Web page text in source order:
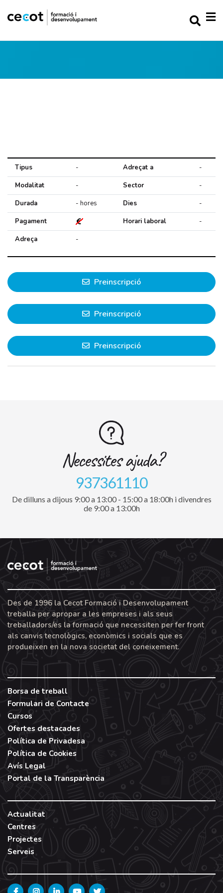
Tipus - Adreçat a
-
Modalitat
- Sector
-
Durada
- hores Dies
-
Pagament
Horari laboral
-
Adreça
-
Preinscripció
Preinscripció
Preinscripció
Necessites ajuda?
937361110
De dilluns a dijous 9:00 a 13:00 - 15:00 a 18:00h i divendres
de 9:00 a 13:00h
Des de 1996 la Cecot Formació i Desenvolupament
treballa per apropar a les empreses i als seus
treballadors/es la formació que necessiten per fer front
als canvis tecnològics, econòmics i socials que es
produeixen en la nova societat del coneixement.
Borsa de treball
Formulari de Contacte
Cursos
Ofertes destacades
Política de Privadesa
Política de Cookies
Avís Legal
Portal de la Transparència
Actualitat
Centres
Projectes
Serveis